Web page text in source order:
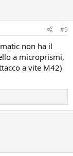
#9
non ha il
a microprismi,
a vite M42)